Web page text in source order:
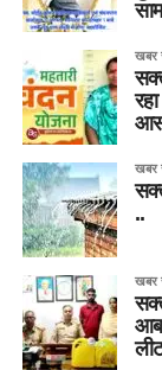
खबर
खबर
..
खबर